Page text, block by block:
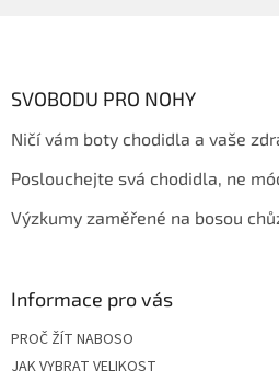
SVOBODU PRO NOHY
Ničí vám boty chodidla a vaše
Poslouchejte svá chodidla, ne
Výzkumy zaměřené na bosou
Informace pro vás
PROČ ŽÍT NABOSO
JAK VYBRAT VELIKOST